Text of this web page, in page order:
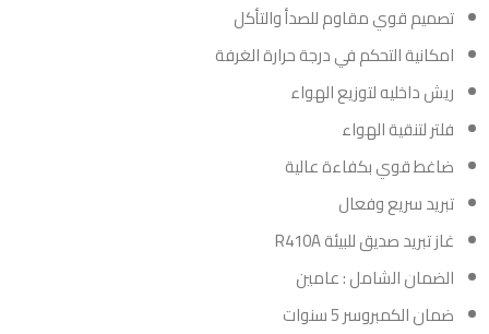
تصميم قوي مقاوم للصدأ والتأكل
امكانية التحكم في درجة حرارة الغرفة
ريش داخليه لتوزيع الهواء
فلتر لتنقية الهواء
ضاغط قوي بكفاءة عالية
تبريد سريع وفعال
غاز تبريد صديق للبيئة R410A
الضمان الشامل : عامين
ضمان الكمبروسر 5 سنوات